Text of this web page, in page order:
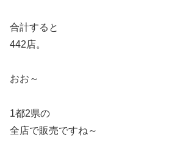
合計すると
442店。
おお～
1都2県の
全店で販売ですね～